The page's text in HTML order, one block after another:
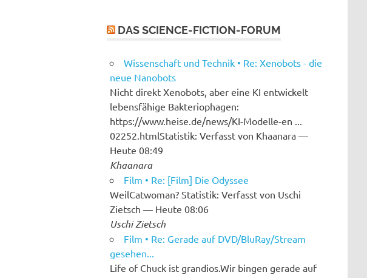
DAS SCIENCE-FICTION-FORUM
Wissenschaft und Technik • Re: Xenobots - die
neue Nanobots
Nicht direkt Xenobots, aber eine KI entwickelt
lebensfähige Bakteriophagen:
https://www.heise.de/news/KI-Modelle-en ...
02252.htmlStatistik: Verfasst von Khaanara —
Heute 08:49
Khaanara
Film • Re: [Film] Die Odyssee
WeilCatwoman? Statistik: Verfasst von Uschi
Zietsch — Heute 08:06
Uschi Zietsch
Film • Re: Gerade auf DVD/BluRay/Stream
gesehen...
Life of Chuck ist grandios.Wir bingen gerade auf